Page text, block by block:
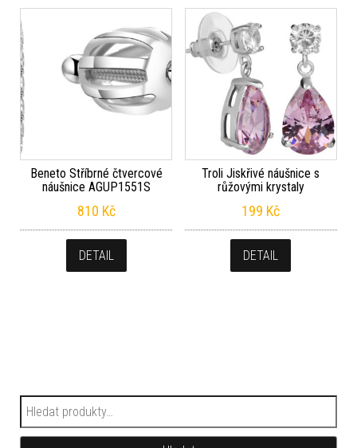
Beneto Stříbrné čtvercové
náušnice AGUP1551S
810 Kč
DETAIL
Troli Jiskřivé náušnice s
růžovými krystaly
199 Kč
DETAIL
Hledat: